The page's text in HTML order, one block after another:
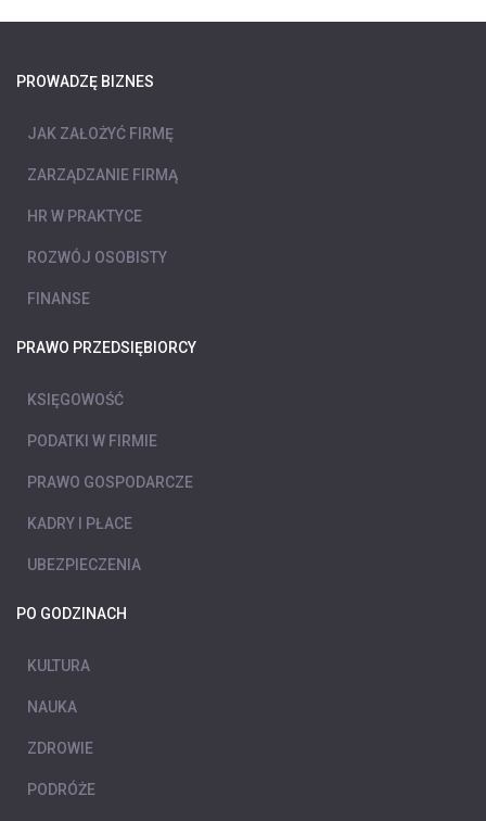
PROWADZĘ BIZNES
JAK ZAŁOŻYĆ FIRMĘ
ZARZĄDZANIE FIRMĄ
HR W PRAKTYCE
ROZWÓJ OSOBISTY
FINANSE
PRAWO PRZEDSIĘBIORCY
KSIĘGOWOŚĆ
PODATKI W FIRMIE
PRAWO GOSPODARCZE
KADRY I PŁACE
UBEZPIECZENIA
PO GODZINACH
KULTURA
NAUKA
ZDROWIE
PODRÓŻE